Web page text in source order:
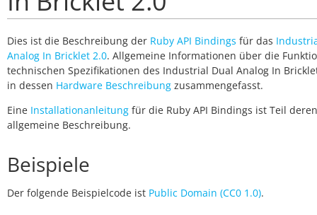
Dies ist die Beschreibung der Ruby API Bindings für das
Analog In Bricklet 2.0. Allgemeine Informationen über die
technischen Spezifikationen des Industrial Dual Analog In
in dessen Hardware Beschreibung zusammengefasst.
Eine Installationanleitung für die Ruby API Bindings ist Teil deren
allgemeine Beschreibung.
Beispiele
Der folgende Beispielcode ist Public Domain (CC0 1.0).